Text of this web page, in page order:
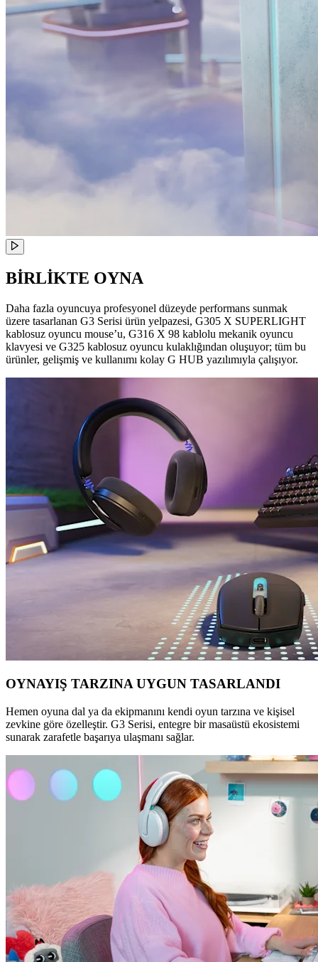
BİRLİKTE OYNA
Daha fazla oyuncuya profesyonel düzeyde performans sunmak
üzere tasarlanan G3 Serisi ürün yelpazesi, G305 X SUPERLIGHT
kablosuz oyuncu mouse’u, G316 X 98 kablolu mekanik oyuncu
klavyesi ve G325 kablosuz oyuncu kulaklığından oluşuyor; tüm bu
ürünler, gelişmiş ve kullanımı kolay G HUB yazılımıyla çalışıyor.
OYNAYIŞ TARZINA UYGUN TASARLANDI
Hemen oyuna dal ya da ekipmanını kendi oyun tarzına ve kişisel
zevkine göre özelleştir. G3 Serisi, entegre bir masaüstü ekosistemi
sunarak zarafetle başarıya ulaşmanı sağlar.